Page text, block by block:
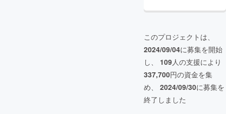
このプロジェクトは、
2024/09/04に募集を開始
し、 109人の支援により
337,700円の資金を集
め、 2024/09/30に募集を
終了しました